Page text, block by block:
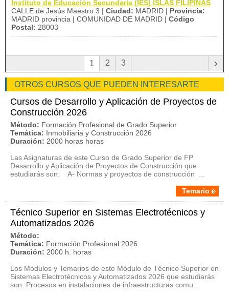
Instituto de Educación Secundaria (IES) ISLAS FILIPINAS
CALLE de Jesús Maestro 3 | Ciudad: MADRID | Provincia:
MADRID provincia | COMUNIDAD DE MADRID | Código
Postal: 28003
1 2 3 ›
OTROS CURSOS QUE PUEDEN INTERESARTE
Cursos de Desarrollo y Aplicación de Proyectos de
Construcción 2026
Método: Formación Profesional de Grado Superior
Temática: Inmobiliaria y Construcción 2026
Duración: 2000 horas horas
Las Asignaturas de este Curso de Grado Superior de FP
Desarrollo y Aplicación de Proyectos de Construcción que
estudiarás son: A- Normas y proyectos de construcción ...
Temario
Técnico Superior en Sistemas Electrotécnicos y
Automatizados 2026
Método:
Temática: Formación Profesional 2026
Duración: 2000 h. horas
Los Módulos y Temarios de este Módulo de Técnico Superior en
Sistemas Electrotécnicos y Automatizados 2026 que estudiarás
son: Procesos en instalaciones de infraestructuras comu...